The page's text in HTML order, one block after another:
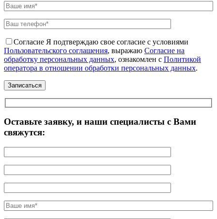
Согласие Я подтверждаю свое согласие с условиями
Пользовательского соглашения, выражаю Согласие на
обработку персональных данных, ознакомлен с Политикой
оператора в отношении обработки персональных данных.
Оставьте заявку, и наши специалисты с Вами
свяжутся: